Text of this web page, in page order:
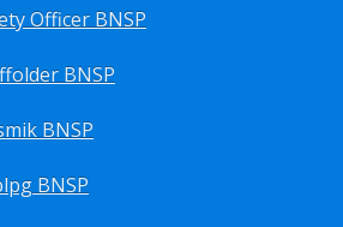
Officer BNSP
BNSP
BNSP
BNSP